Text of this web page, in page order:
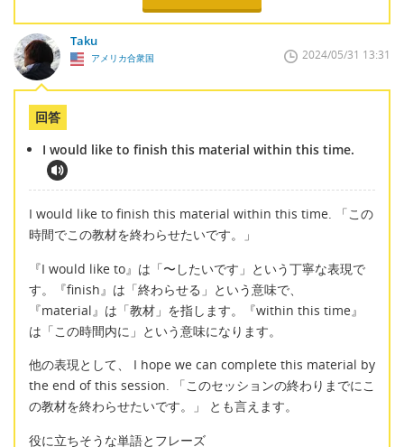
Taku
アメリカ合衆国 2024/05/31 13:31
回答
I would like to finish this material within this time.
I would like to finish this material within this time. 「この
時間でこの教材を終わらせたいです。」
『I would like to』は「〜したいです」という丁寧な表現で
す。『finish』は「終わらせる」という意味で、
『material』は「教材」を指します。『within this time』
は「この時間内に」という意味になります。
他の表現として、 I hope we can complete this material by
the end of this session. 「このセッションの終わりまでにこ
の教材を終わらせたいです。」 とも言えます。
役に立ちそうな単語とフレーズ